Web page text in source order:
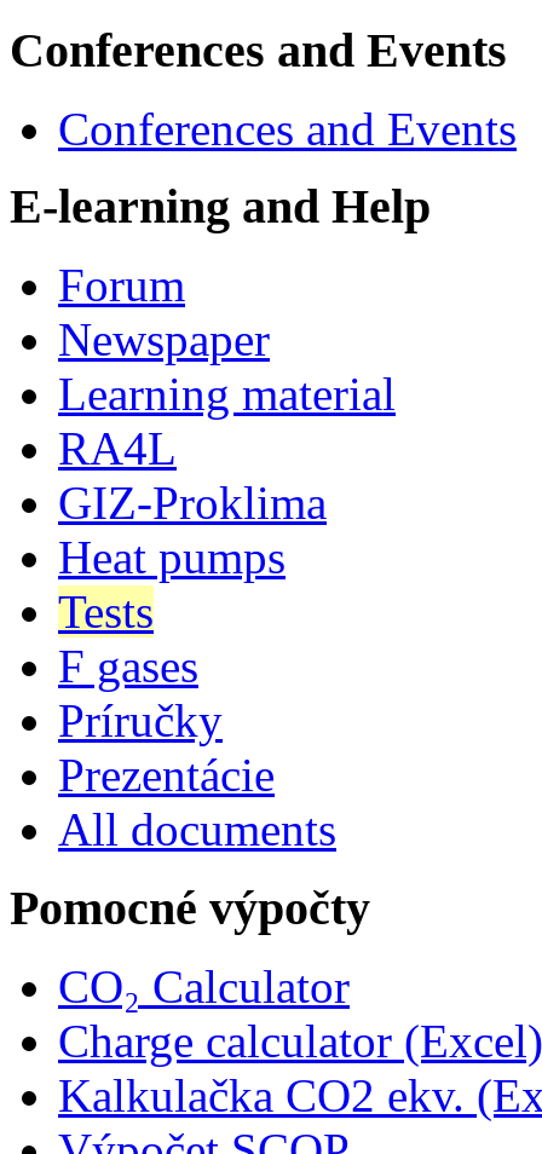
Conferences and Events
Conferences and Events
E-learning and Help
Forum
Newspaper
Learning material
RA4L
GIZ-Proklima
Heat pumps
Tests
F gases
Príručky
Prezentácie
All documents
Pomocné výpočty
CO₂ Calculator
Charge calculator (Excel)
Kalkulačka CO2 ekv.